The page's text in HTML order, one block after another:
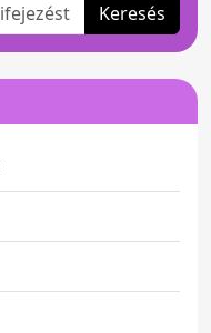
Keresés